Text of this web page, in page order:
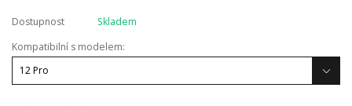
Dostupnost
Skladem
Kompatibilní s modelem: